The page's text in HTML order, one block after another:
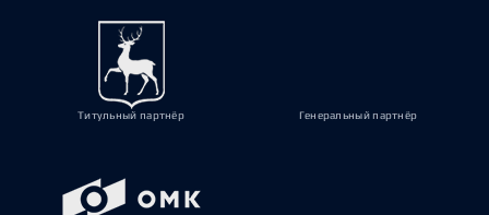
Титульный партнёр Генеральный партнёр